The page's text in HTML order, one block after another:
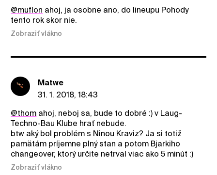
@muflon ahoj, ja osobne ano, do lineupu Pohody
tento rok skor nie.
Zobraziť vlákno
Matwe
31. 1. 2018, 18:43
@thom ahoj, neboj sa, bude to dobré :) v Laug-
Techno-Bau Klube hrať nebude.
btw aký bol problém s Ninou Kraviz? Ja si totiž
pamätám príjemne plný stan a potom Bjarkiho
changeover, ktorý určite netrval viac ako 5 minút :)
Zobraziť vlákno